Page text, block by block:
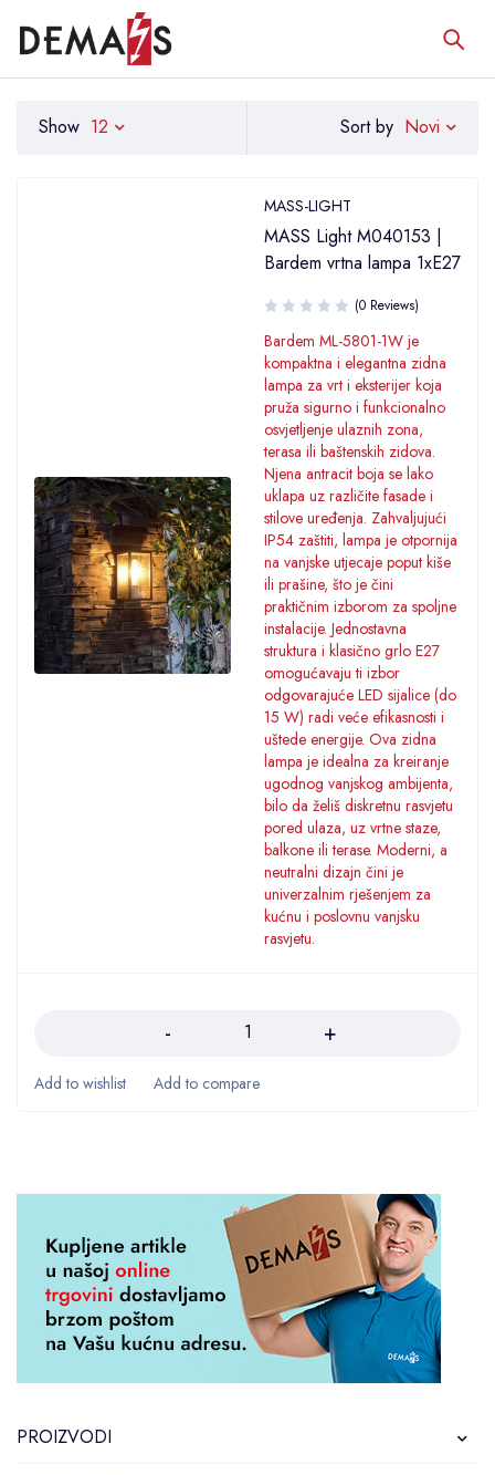
PROIZVODI
Sort by Novi
Show 12
MASS-LIGHT
MASS Light M040153 |
Bardem vrtna lampa 1xE27
(0 Reviews)
Bardem ML-5801-1W je
kompaktna i elegantna zidna
lampa za vrt i eksterijer koja
pruža sigurno i funkcionalno
osvjetljenje ulaznih zona,
terasa ili baštenskih zidova.
Njena antracit boja se lako
uklapa uz različite fasade i
stilove uređenja. Zahvaljujući
IP54 zaštiti, lampa je otpornija
na vanjske utjecaje poput kiše
ili prašine, što je čini
praktičnim izborom za spoljne
instalacije. Jednostavna
struktura i klasično grlo E27
omogućavaju ti izbor
odgovarajuće LED sijalice (do
15 W) radi veće efikasnosti i
uštede energije. Ova zidna
lampa je idealna za kreiranje
ugodnog vanjskog ambijenta,
bilo da želiš diskretnu rasvjetu
pored ulaza, uz vrtne staze,
balkone ili terase. Moderni, a
neutralni dizajn čini je
univerzalnim rješenjem za
kućnu i poslovnu vanjsku
rasvjetu.